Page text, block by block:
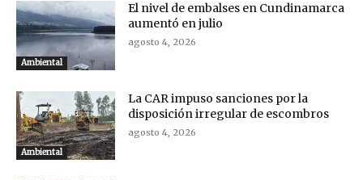
Ambiental
El nivel de embalses en Cundinamarca
aumentó en julio
agosto 4, 2026
Ambiental
La CAR impuso sanciones por la
disposición irregular de escombros
agosto 4, 2026